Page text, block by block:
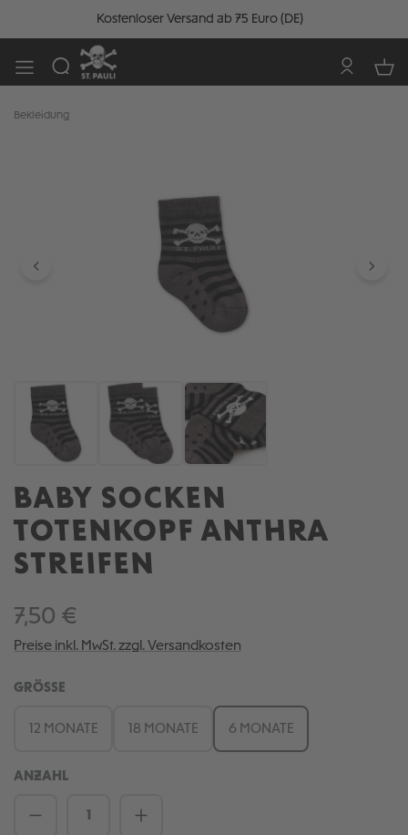
Kostenloser Versand ab 75 Euro (DE)
Bekleidung
BABY SOCKEN
TOTENKOPF ANTHRA
STREIFEN
7,50 €
Preise inkl. MwSt. zzgl. Versandkosten
GRÖSSE
12 MONATE 18 MONATE 6 MONATE
ANZAHL
Produkt Anzahl: Gib den gewünschten